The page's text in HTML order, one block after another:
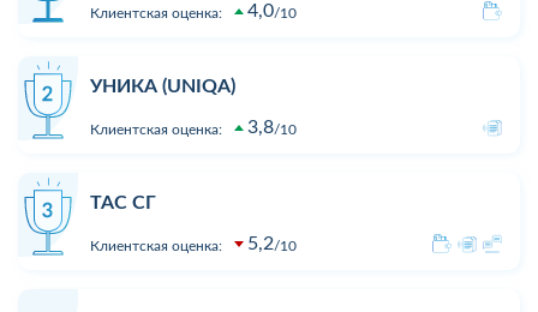
Клиентская оценка: 4,0 10
УНИКА (UNIQA)
Клиентская оценка: 3,8 10
ТАС СГ
Клиентская оценка: 5,2 10